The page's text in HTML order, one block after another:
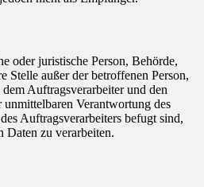
oder juristische Person, Behörde,
Stelle außer der betroffenen Person,
Auftragsverarbeiter und den
unmittelbaren Verantwortung des
Auftragsverarbeiters befugt sind,
Daten zu verarbeiten.